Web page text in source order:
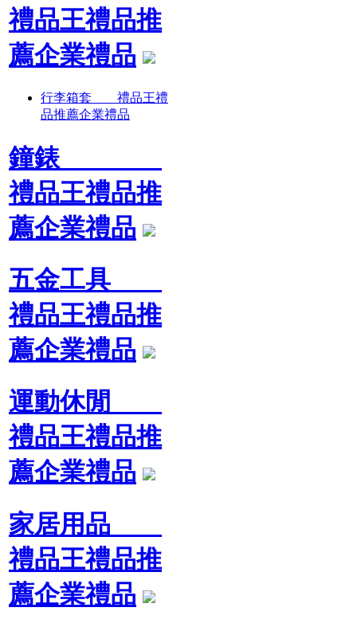
禮品王禮品推
薦企業禮品
行李箱套 禮品王禮
品推薦企業禮品
鐘錶
禮品王禮品推
薦企業禮品
五金工具
禮品王禮品推
薦企業禮品
運動休閒
禮品王禮品推
薦企業禮品
家居用品
禮品王禮品推
薦企業禮品